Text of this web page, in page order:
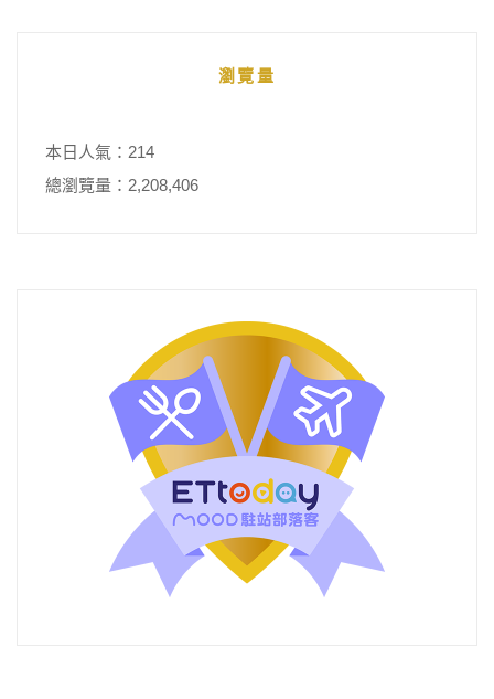
瀏覽量
本日人氣：214
總瀏覽量：2,208,406